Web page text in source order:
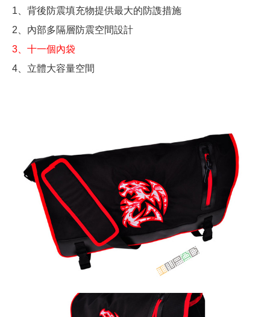
1、背後防震填充物提供最大的防謢措施
2、內部多隔層防震空間設計
3、十一個內袋
4、立體大容量空間